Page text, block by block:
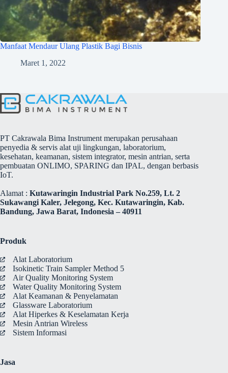
Manfaat Mendaur Ulang Plastik Bagi Bisnis
Maret 1, 2022
PT Cakrawala Bima Instrument merupakan perusahaan
penyedia & servis alat uji lingkungan, laboratorium,
kesehatan, keamanan, sistem integrator, mesin antrian, serta
pembuatan ONLIMO, SPARING dan IPAL, dengan berbasis
IoT.
Alamat : Kutawaringin Industrial Park No.259, Lt. 2
Sukawangi Kaler, Jelegong, Kec. Kutawaringin, Kab.
Bandung, Jawa Barat, Indonesia – 40911
Produk
Alat Laboratorium
Isokinetic Train Sampler Method 5
Air Quality Monitoring System
Water Quality Monitoring System
Alat Keamanan & Penyelamatan
Glassware Laboratorium
Alat Hiperkes & Keselamatan Kerja
Mesin Antrian Wireless
Sistem Informasi
Jasa